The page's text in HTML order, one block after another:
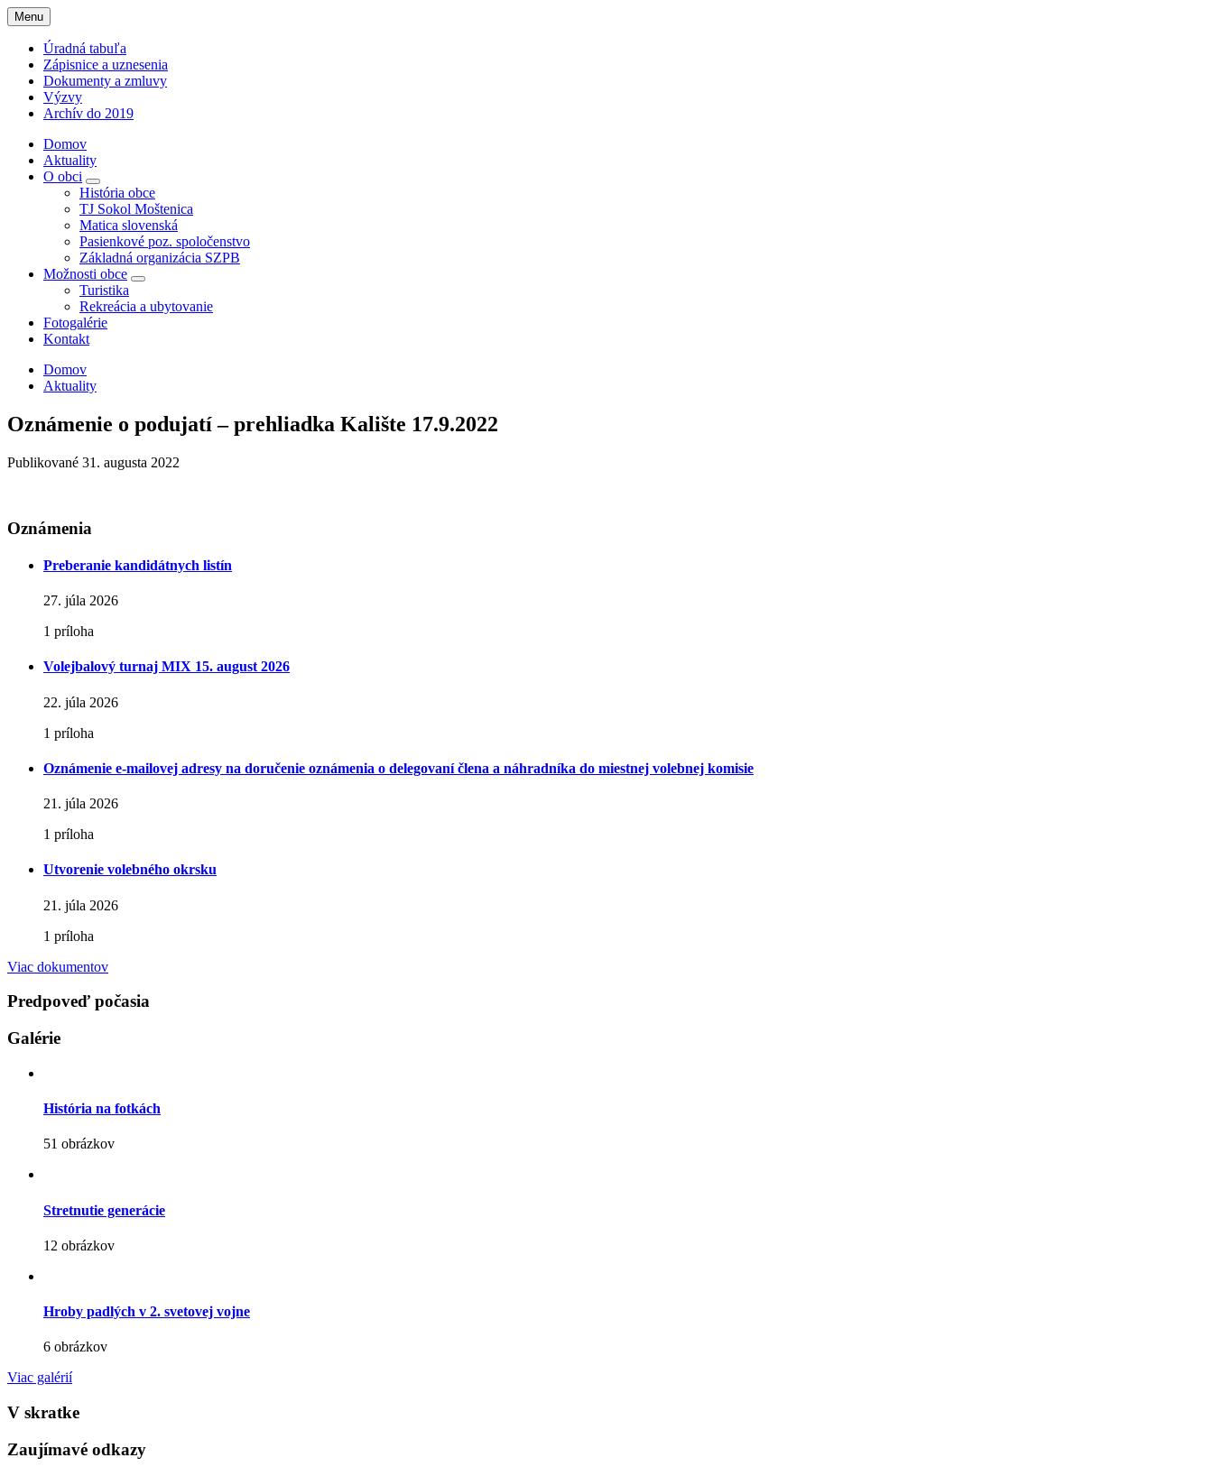
Menu
Úradná tabuľa
Zápisnice a uznesenia
Dokumenty a zmluvy
Výzvy
Archív do 2019
Domov
Aktuality
O obci
História obce
TJ Sokol Moštenica
Matica slovenská
Pasienkové poz. spoločenstvo
Základná organizácia SZPB
Možnosti obce
Turistika
Rekreácia a ubytovanie
Fotogalérie
Kontakt
Domov
Aktuality
Oznámenie o podujatí – prehliadka Kalište 17.9.2022
Publikované 31. augusta 2022
Oznámenia
Preberanie kandidátnych listín
27. júla 2026
1 príloha
Volejbalový turnaj MIX 15. august 2026
22. júla 2026
1 príloha
Oznámenie e-mailovej adresy na doručenie oznámenia o delegovaní člena a náhradníka do miestnej volebnej komisie
21. júla 2026
1 príloha
Utvorenie volebného okrsku
21. júla 2026
1 príloha
Viac dokumentov
Predpoveď počasia
Galérie
História na fotkách
51 obrázkov
Stretnutie generácie
12 obrázkov
Hroby padlých v 2. svetovej vojne
6 obrázkov
Viac galérií
V skratke
Zaujímavé odkazy